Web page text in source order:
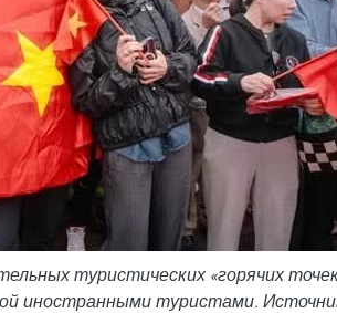
туристических «горячих
иностранными туристами.